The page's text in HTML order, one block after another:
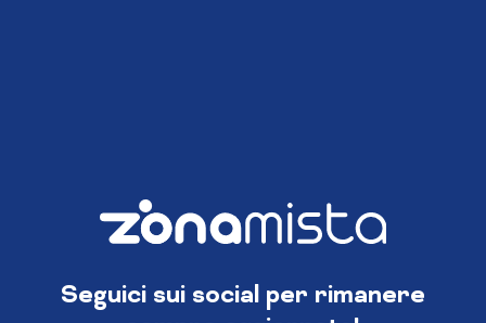
Seguici sui social per rimanere